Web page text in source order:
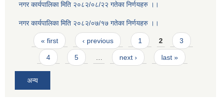
नगर कार्यपालिका मिति २०८२/०८/२२ गतेका निर्णयहरु ।।
नगर कार्यपालिका मिति २०८२/०७/१७ गतेका निर्णयहरु ।।
Pages
« first ‹ previous 1 2 3
4 5 … next › last »
अन्य